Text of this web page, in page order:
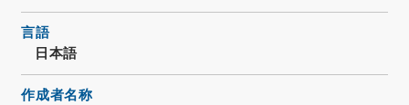
言語
日本語
作成者名称